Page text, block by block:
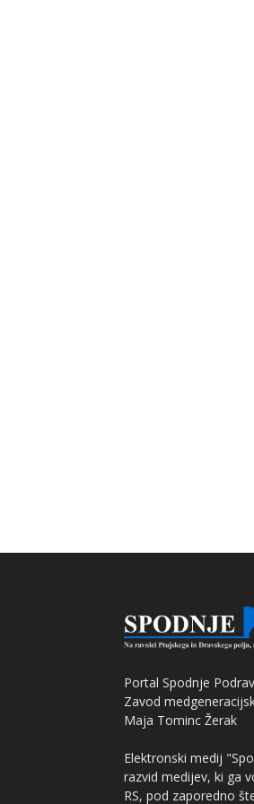
Portal Spodnje
Zavod
Maja Tominc Žerak
Elektronski medij
razvid medijev, ki ga
RS, pod zaporedno